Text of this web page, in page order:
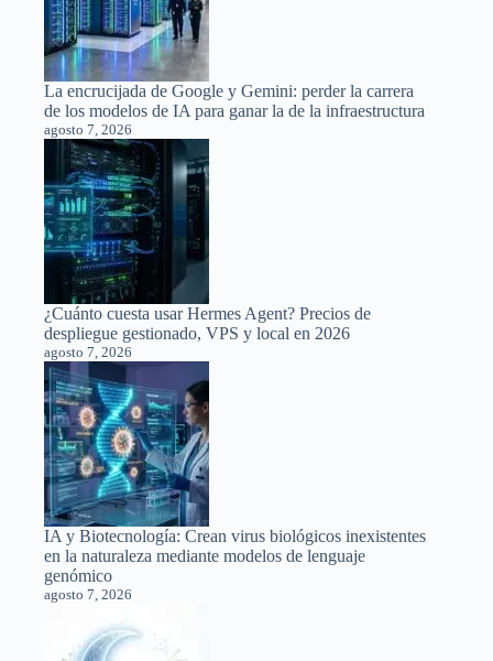
La encrucijada de Google y Gemini: perder la carrera
de los modelos de IA para ganar la de la infraestructura
agosto 7, 2026
¿Cuánto cuesta usar Hermes Agent? Precios de
despliegue gestionado, VPS y local en 2026
agosto 7, 2026
IA y Biotecnología: Crean virus biológicos inexistentes
en la naturaleza mediante modelos de lenguaje
genómico
agosto 7, 2026